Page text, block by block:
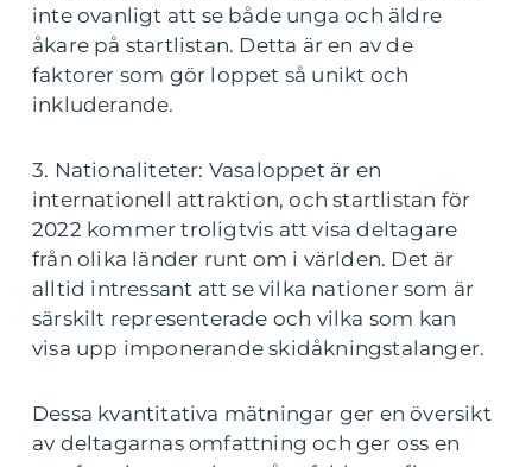
inte ovanligt att se både unga och äldre
åkare på startlistan. Detta är en av de
faktorer som gör loppet så unikt och
inkluderande.
3. Nationaliteter: Vasaloppet är en
internationell attraktion, och startlistan för
2022 kommer troligtvis att visa deltagare
från olika länder runt om i världen. Det är
alltid intressant att se vilka nationer som är
särskilt representerade och vilka som kan
visa upp imponerande skidåkningstalanger.
Dessa kvantitativa mätningar ger en översikt
av deltagarnas omfattning och ger oss en